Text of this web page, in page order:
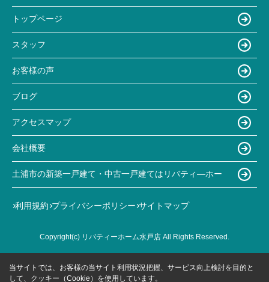
トップページ
スタッフ
お客様の声
ブログ
アクセスマップ
会社概要
土浦市の新築一戸建て・中古一戸建てはリバティ―ホー
利用規約 プライバシーポリシー サイトマップ
Copyright(c) リバティーホーム水戸店 All Rights Reserved.
当サイトでは、お客様の当サイト利用状況把握、サービス向上検討を目的と
して、クッキー（Cookie）を使用しています。